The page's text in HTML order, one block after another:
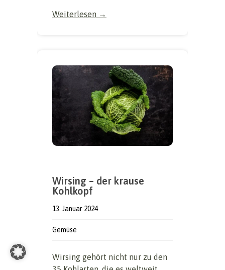
Weiterlesen →
Wirsing – der krause
Kohlkopf
13. Januar 2024
Gemüse
Wirsing gehört nicht nur zu den